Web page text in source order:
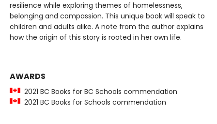
resilience while exploring themes of homelessness,
belonging and compassion. This unique book will speak to
children and adults alike. A note from the author explains
how the origin of this story is rooted in her own life.
AWARDS
2021 BC Books for BC Schools commendation
2021 BC Books for Schools commendation